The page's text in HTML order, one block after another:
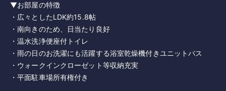
▼お部屋の特徴
・広々としたLDK約15.8帖
・南向きのため、日当たり良好
・温水洗浄便座付トイレ
・雨の日のお洗濯にも活躍する浴室乾燥機付きユニットバス
・ウォークインクローゼット等収納充実
・平面駐車場所有権付き